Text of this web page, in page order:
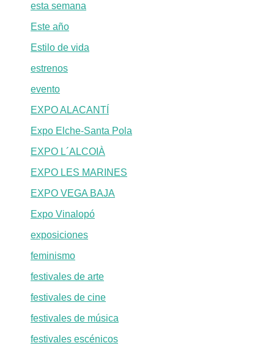
esta semana
Este año
Estilo de vida
estrenos
evento
EXPO ALACANTÍ
Expo Elche-Santa Pola
EXPO L´ALCOIÀ
EXPO LES MARINES
EXPO VEGA BAJA
Expo Vinalopó
exposiciones
feminismo
festivales de arte
festivales de cine
festivales de música
festivales escénicos